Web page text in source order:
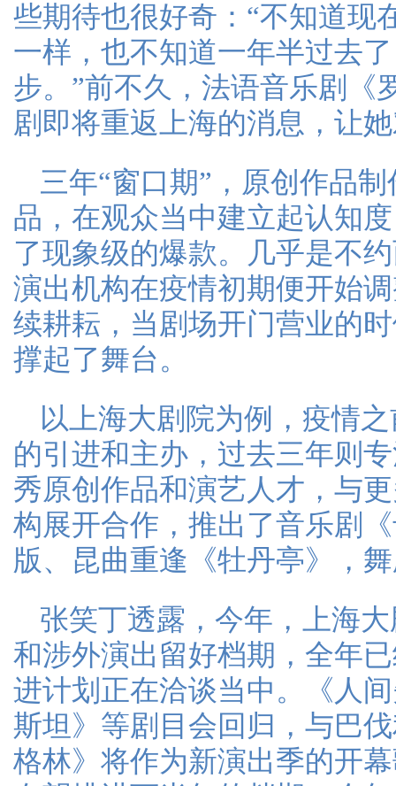
些期待也很好奇：“不知道现
一样，也不知道一年半过去
步。”前不久，法语音乐剧《
剧即将重返上海的消息，让
三年“窗口期”，原创作品
品，在观众当中建立起认知
了现象级的爆款。几乎是不
演出机构在疫情初期便开始
续耕耘，当剧场开门营业的
撑起了舞台。
以上海大剧院为例，疫情
的引进和主办，过去三年则
秀原创作品和演艺人才，与
构展开合作，推出了音乐剧
版、昆曲重逢《牡丹亭》，
张笑丁透露，今年，上海
和涉外演出留好档期，全年
进计划正在洽谈当中。《人
斯坦》等剧目会回归，与巴
格林》将作为新演出季的开